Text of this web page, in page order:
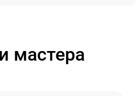
мастера